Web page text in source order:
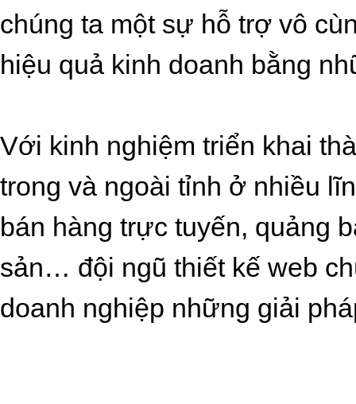
chúng ta một sự hỗ trợ vô
hiệu quả kinh doanh bằng
Với kinh nghiệm triển khai
trong và ngoài tỉnh ở nhiều
bán hàng trực tuyến, quảng
sản… đội ngũ thiết kế web
doanh nghiệp những giải